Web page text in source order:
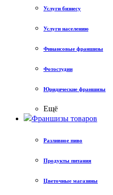
Услуги бизнесу
Услуги населению
Финансовые франшизы
Фотостудии
Юридические франшизы
Ещё
Франшизы товаров
Разливное пиво
Продукты питания
Цветочные магазины